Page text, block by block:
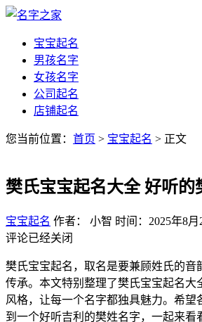
宝宝起名
男孩名字
女孩名字
公司起名
店铺起名
您当前位置： 首页 > 宝宝起名 > 正文
樊氏宝宝起名大全 好听的
宝宝起名 作者： 小智 时间：2025年8月
评论已经关闭
樊氏宝宝起名，取名是要兼顾姓氏的音
传承。本文特别整理了樊氏宝宝起名大
风格，让每一个名字都独具魅力。希望
到一个好听吉利的樊姓名字，一起来看